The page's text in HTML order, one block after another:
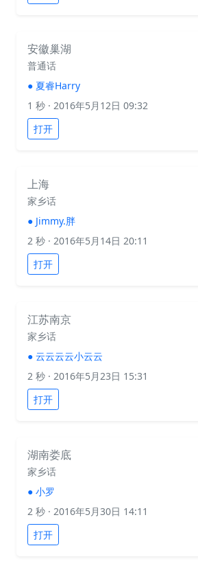
安徽巢湖
普通话
● 夏睿Harry
1 秒 · 2016年5月12日 09:32
打开
上海
家乡话
● Jimmy.胖
2 秒 · 2016年5月14日 20:11
打开
江苏南京
家乡话
● 云云云云小云云
2 秒 · 2016年5月23日 15:31
打开
湖南娄底
家乡话
● 小罗
2 秒 · 2016年5月30日 14:11
打开